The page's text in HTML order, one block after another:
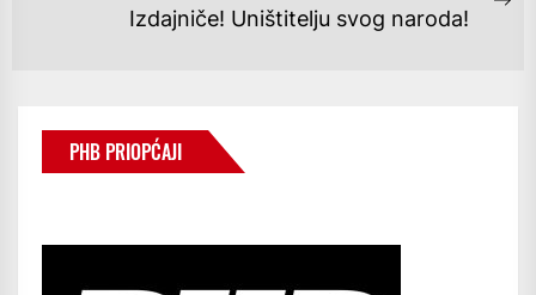
Izdajniče! Uništitelju svog naroda!
PHB PRIOPĆAJI